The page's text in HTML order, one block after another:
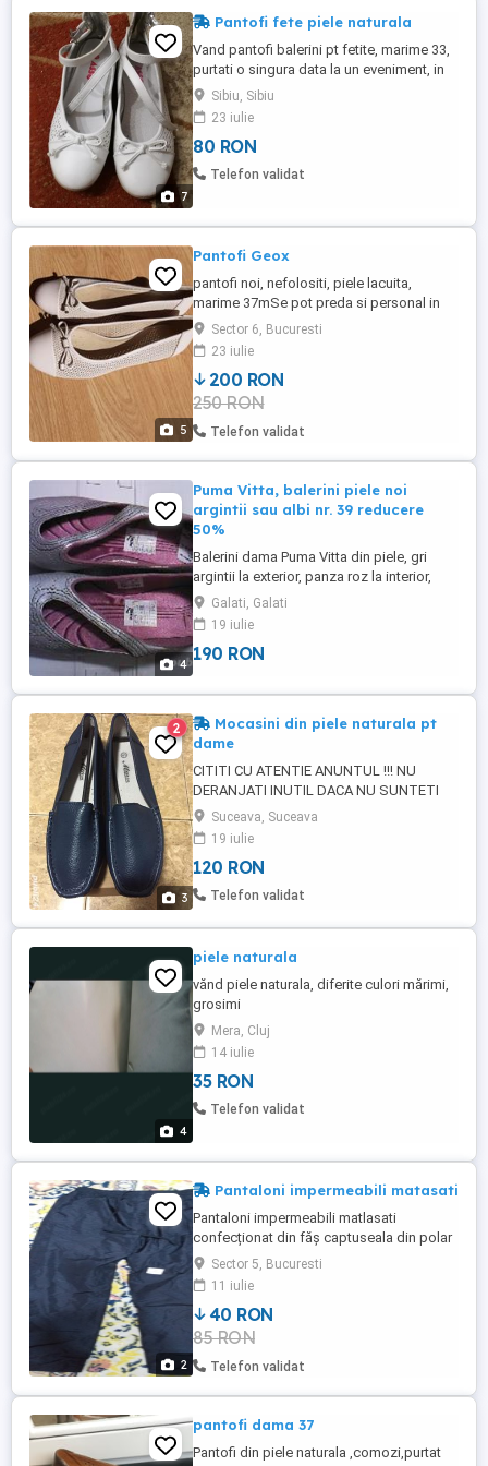
7
Pantofi fete piele naturala
Vand pantofi balerini pt fetite, marime 33,
purtati o singura data la un eveniment, in
stare foarte buna, se vede si din poze. In
anunturile mele gasiti si alte produse
similare la preturi accesibile, multumesc.
Sibiu, Sibiu
23 iulie
80 RON
Telefon validat
5
Pantofi Geox
pantofi noi, nefolositi, piele lacuita,
marime 37mSe pot preda si personal in
Bucuresti
Sector 6, Bucuresti
23 iulie
200 RON
250 RON
Telefon validat
4
Puma Vitta, balerini piele noi
argintii sau albi nr. 39 reducere
50%
Balerini dama Puma Vitta din piele, gri
argintii la exterior, panza roz la interior,
foarte buni pentru sala sport, fitness;
absolut noi, au fost cumparati din
magazin specializat pe articole Puma, din
UK. Alta optiune de culoare: piele alba la
39 EU, 6 UK, ...
Galati, Galati
19 iulie
190 RON
3
2
Mocasini din piele naturala pt
dame
CITITI CU ATENTIE ANUNTUL !!! NU
DERANJATI INUTIL DACA NU SUNTETI
INTERESATI SA CUMPARATI, NU VENITI
CU PRETURI IMPUSE DE VOI. Vand
mocasini pentru doamne, domnisoare.
Mocasinii sunt noi nouti, in cutie, au
culoarea albastru si sunt confectionati din
exterior. ...
Suceava, Suceava
19 iulie
120 RON
Telefon validat
4
piele naturala
vănd piele naturala, diferite culori mărimi,
grosimi
Mera, Cluj
14 iulie
35 RON
Telefon validat
2
Pantaloni impermeabili matasati
Pantaloni impermeabili matlasati
confecționat din făş captuseala din polar
65lei, sau captusit simplu 40lei mărimi
diferite
Sector 5, Bucuresti
11 iulie
40 RON
85 RON
Telefon validat
pantofi dama 37
Pantofi din piele naturala ,comozi,purtat